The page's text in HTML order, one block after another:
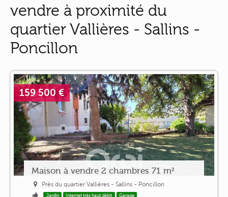
vendre à proximité du
quartier Vallières - Sallins -
Poncillon
159 500 €
Maison à vendre 2 chambres 71 m²
Près du quartier Vallières - Sallins - Poncillon
Jardin Internet très haut débit Garage